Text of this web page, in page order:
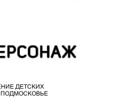
ДЕТСКИХ